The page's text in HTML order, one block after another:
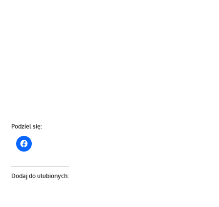
Podziel się:
Dodaj do ulubionych: